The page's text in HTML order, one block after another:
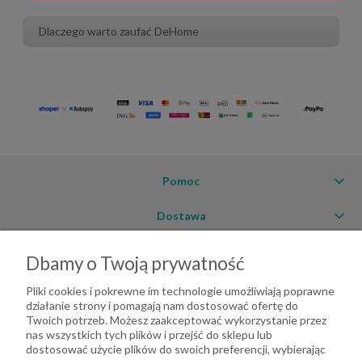
Dlaczego warto zaufać DeHome
Pomoc
Dostawa
O firmie
Dbamy o Twoją prywatność
Pliki cookies i pokrewne im technologie umożliwiają poprawne
działanie strony i pomagają nam dostosować ofertę do
Twoich potrzeb. Możesz zaakceptować wykorzystanie przez
nas wszystkich tych plików i przejść do sklepu lub
dostosować użycie plików do swoich preferencji, wybierając